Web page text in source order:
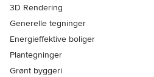
3D Rendering
Generelle tegninger
Energieffektive boliger
Plantegninger
Grønt byggeri